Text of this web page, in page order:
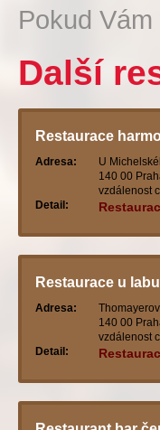
Pokud
Další
Restaurace
Adresa:
U
140 00
vzdálenost
Detail:
Restaurace u
Adresa:
140 00
vzdálenost
Detail: